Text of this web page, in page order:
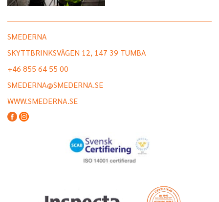
SMEDERNA
SKYTTBRINKSVÄGEN 12, 147 39 TUMBA
+46 855 64 55 00
SMEDERNA@SMEDERNA.SE
WWW.SMEDERNA.SE